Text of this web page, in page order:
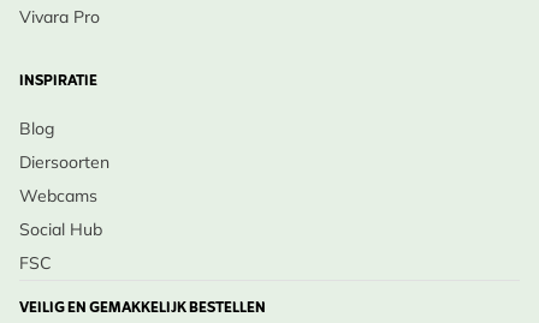
Vivara Pro
INSPIRATIE
Blog
Diersoorten
Webcams
Social Hub
FSC
VEILIG EN GEMAKKELIJK BESTELLEN